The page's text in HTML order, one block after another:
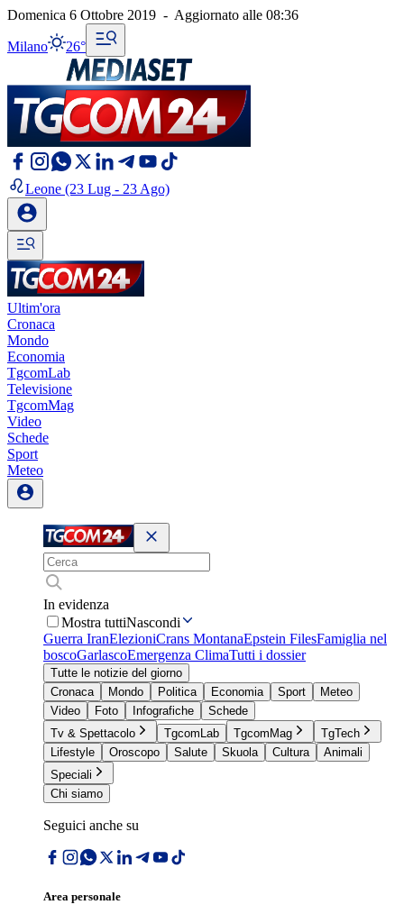
Domenica 6 Ottobre 2019 - Aggiornato alle 08:36
Milano 26°
Leone (23 Lug - 23 Ago)
Ultim'ora
Cronaca
Mondo
Economia
TgcomLab
Televisione
TgcomMag
Video
Schede
Sport
Meteo
In evidenza
Mostra tuttiNascondi
Guerra IranElezioniCrans MontanaEpstein FilesFamiglia nel
boscoGarlascoEmergenza ClimaTutti i dossier
Tutte le notizie del giorno
Cronaca
Mondo Politica Economia Sport
Meteo
Video
Foto Infografiche
Schede
Tv & Spettacolo
TgcomLab TgcomMag
TgTech
Lifestyle
Oroscopo Salute Skuola Cultura
Animali
Speciali
Chi siamo
Seguici anche su
Area personale